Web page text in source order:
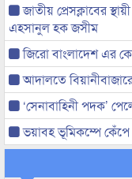
জাতীয় প্রেসক্লাবের
এহসানুল হক জসীম
জিরো বাংলাদেশ এর
আদালতে
‘সেনাবাহিনী পদক’
ভয়াবহ ভূমিকম্পে কেঁপে